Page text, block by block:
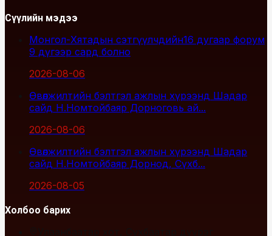
Сүүлийн мэдээ
Монгол-Хятадын сэтгүүлчдийн16 дугаар форум
9 дүгээр сард болно
2026-08-06
Өвөлжилтийн бэлтгэл ажлын хүрээнд Шадар
сайд Н.Номтойбаяр Дорноговь ай...
2026-08-06
Өвөлжилтийн бэлтгэл ажлын хүрээнд Шадар
сайд Н.Номтойбаяр Дорнод, Сүхб...
2026-08-05
Холбоо барих